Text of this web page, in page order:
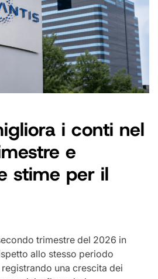
i conti nel
e
stime per il
trimestre del 2026 in
allo stesso periodo
una crescita dei